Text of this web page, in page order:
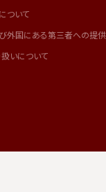
ついて
外国にある第三者への提
いについて